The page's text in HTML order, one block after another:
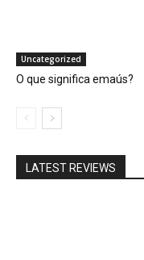
Uncategorized
O que significa emaús?
LATEST REVIEWS